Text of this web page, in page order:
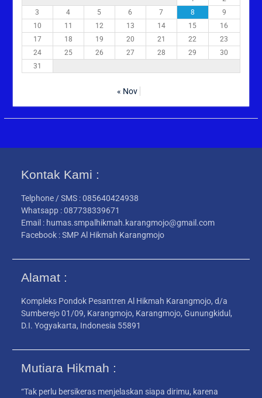
3
4 5 6 7 8
9
10
11 12 13 14 15
16
17
18 19 20 21 22
23
24
25 26 27 28 29
30
31
« Nov
Kontak Kami :
Telphone / SMS : 085640424938
Whatsapp : 087738339671
Email : humas.smpalhikmah.karangmojo@gmail.com
Facebook : SMP Al Hikmah Karangmojo
Alamat :
Kompleks Pondok Pesantren Al Hikmah Karangmojo, d/a
Sumberejo 01/09, Karangmojo, Karangmojo, Gunungkidul,
D.I. Yogyakarta, Indonesia 55891
Mutiara Hikmah :
“Tak perlu bersikeras menjelaskan siapa dirimu, karena